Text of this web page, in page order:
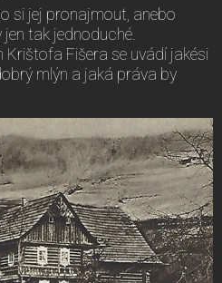
si jej pronajmout, anebo
tak jednoduché.
Fišera se uvádí jakési
mlýn a jaká práva by